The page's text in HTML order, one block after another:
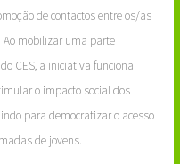
de contactos entre os/as
Ao mobilizar uma parte
CES, a iniciativa funciona
o impacto social dos
para democratizar o acesso
de jovens.